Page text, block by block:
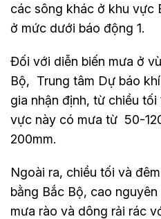
các sông khác ở khu vực
ở mức dưới báo động 1.
Đối với diễn biến mưa ở
Bộ, Trung tâm Dự báo
gia nhận định, từ chiều tối
vực này có mưa từ 50-
200mm.
Ngoài ra, chiều tối và
bằng Bắc Bộ, cao
mưa rào và dông rải rác